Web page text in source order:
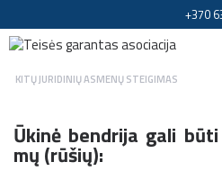
+370
KITŲ JURIDINIŲ ASMENŲ STEIGIMAS
Ūki­nė ben­dri­ja ga­li
mų (rū­šių):